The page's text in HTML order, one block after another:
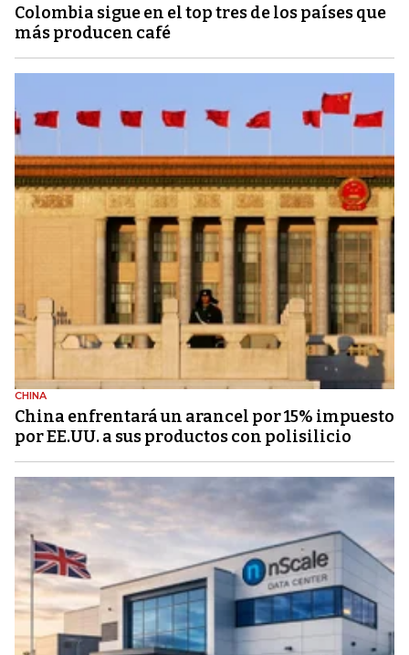
Colombia sigue en el top tres de los países que
más producen café
CHINA
China enfrentará un arancel por 15% impuesto
por EE.UU. a sus productos con polisilicio